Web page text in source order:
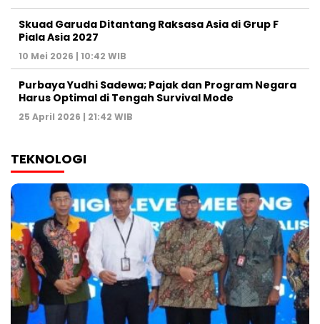
Skuad Garuda Ditantang Raksasa Asia di Grup F
Piala Asia 2027
10 Mei 2026 | 10:42 WIB
Purbaya Yudhi Sadewa; Pajak dan Program Negara
Harus Optimal di Tengah Survival Mode
25 April 2026 | 21:42 WIB
TEKNOLOGI